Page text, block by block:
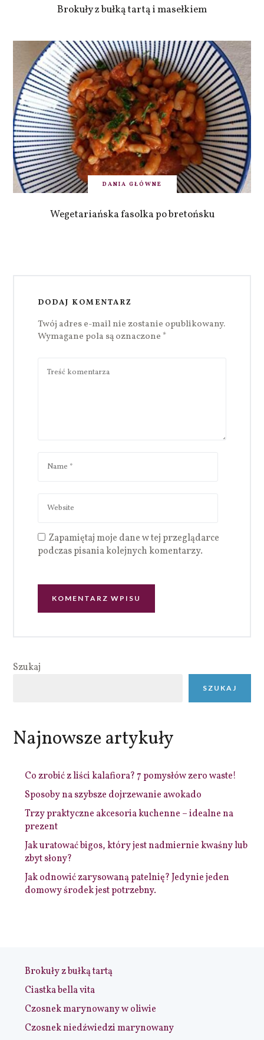
Brokuły z bułką tartą i masełkiem
DANIA GŁÓWNE
Wegetariańska fasolka po bretońsku
DODAJ KOMENTARZ
Twój adres e-mail nie zostanie opublikowany.
Wymagane pola są oznaczone *
Zapamiętaj moje dane w tej przeglądarce
podczas pisania kolejnych komentarzy.
Szukaj
SZUKAJ
Najnowsze artykuły
Co zrobić z liści kalafiora? 7 pomysłów zero waste!
Sposoby na szybsze dojrzewanie awokado
Trzy praktyczne akcesoria kuchenne – idealne na
prezent
Jak uratować bigos, który jest nadmiernie kwaśny lub
zbyt słony?
Jak odnowić zarysowaną patelnię? Jedynie jeden
domowy środek jest potrzebny.
Brokuły z bułką tartą
Ciastka bella vita
Czosnek marynowany w oliwie
Czosnek niedźwiedzi marynowany